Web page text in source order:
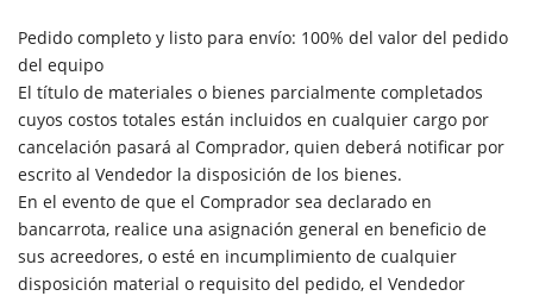
Pedido completo y listo para envío: 100% del valor del pedido
del equipo
El título de materiales o bienes parcialmente completados
cuyos costos totales están incluidos en cualquier cargo por
cancelación pasará al Comprador, quien deberá notificar por
escrito al Vendedor la disposición de los bienes.
En el evento de que el Comprador sea declarado en
bancarrota, realice una asignación general en beneficio de
sus acreedores, o esté en incumplimiento de cualquier
disposición material o requisito del pedido, el Vendedor